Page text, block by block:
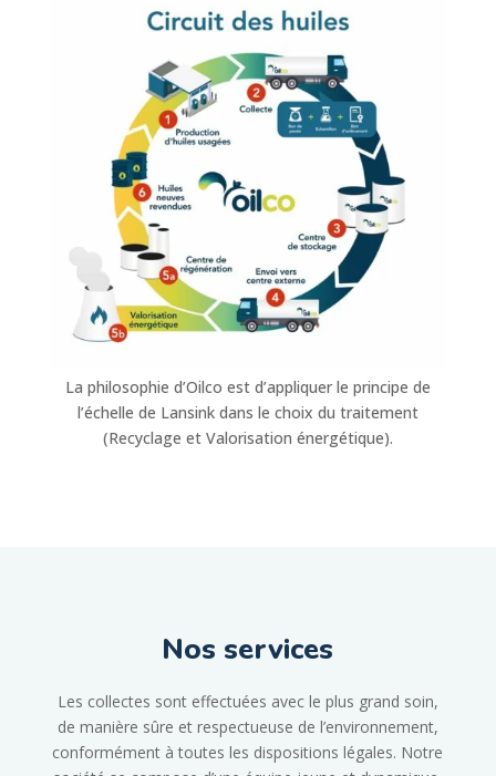
La philosophie d’Oilco est d’appliquer le principe de
l’échelle de Lansink dans le choix du traitement
(Recyclage et Valorisation énergétique).
Nos services
Les collectes sont effectuées avec le plus grand soin,
de manière sûre et respectueuse de l’environnement,
conformément à toutes les dispositions légales. Notre